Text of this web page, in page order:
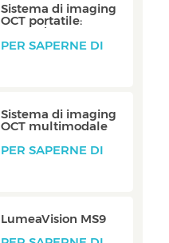
Sistema di imaging
OCT portatile:
Mobile/Mobile-E
PER SAPERNE DI
Sistema di imaging
OCT multimodale
PER SAPERNE DI
LumeaVision MS9